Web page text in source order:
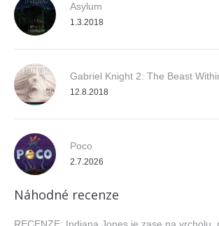
Asylum
1.3.2018
Gabriel Knight 2: The Beast
12.8.2018
Poco
2.7.2026
Náhodné recenze